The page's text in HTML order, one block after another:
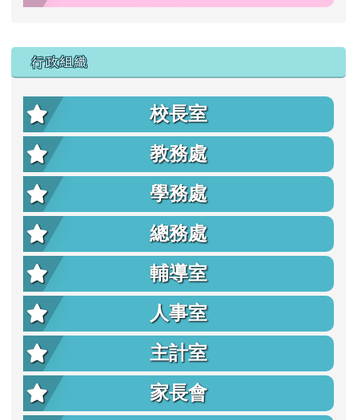
行政組織
校長室
教務處
學務處
總務處
輔導室
人事室
主計室
家長會